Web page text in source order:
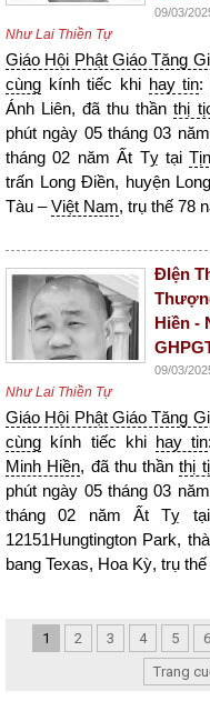
09/03/
Như Lai Thiền Tự
Giáo Hội Phật Giáo Tăng
cùng kính tiếc khi hay tin:
Ánh Liên, đã thu thầnthị
phút ngày 05 tháng 03
tháng 02 năm Ất Tỵ tại
trấn Long Điền, huyện
Tàu –Việt Nam, trụ thế 78
ĐIện
Hiền -
09/03/
Như Lai Thiền Tự
Giáo Hội Phật Giáo Tăng
cùng kính tiếc khi hay tin
Minh Hiền, đã thu thầnthị
phút ngày 05 tháng 03
tháng 02 năm Ất Tỵ
12151Hungtington Park,
bang Texas, Hoa Kỳ, trụ
1 2 3 4 5 6
Trang